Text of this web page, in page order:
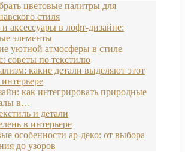
цветовые палитры для
стиля
аксессуары в лофт-дизайне:
элементы
уютной атмосферы в стиле
советы по текстилю
какие детали выделяют этот
как интегрировать природные
в…
и детали
в интерьере
особенности ар-деко: от выбора
до узоров